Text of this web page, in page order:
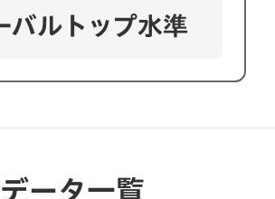
バルトップ水準
データ一覧